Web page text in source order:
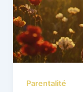
Parentalité